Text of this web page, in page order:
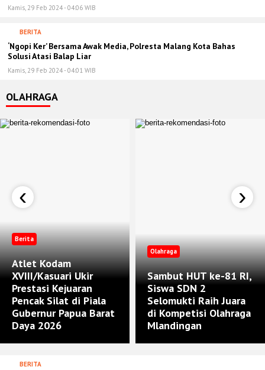
Kamis, 29 Feb 2024 - 04:06 WIB
BERITA
‘Ngopi Ker’ Bersama Awak Media, Polresta Malang Kota Bahas
Solusi Atasi Balap Liar
Kamis, 29 Feb 2024 - 04:01 WIB
OLAHRAGA
Berita
Atlet Kodam
XVIII/Kasuari Ukir
Prestasi Kejuaran
Pencak Silat di Piala
Gubernur Papua Barat
Daya 2026
Olahraga
Sambut HUT ke-81 RI,
Siswa SDN 2
Selomukti Raih Juara
di Kompetisi Olahraga
Mlandingan
‹ ›
BERITA